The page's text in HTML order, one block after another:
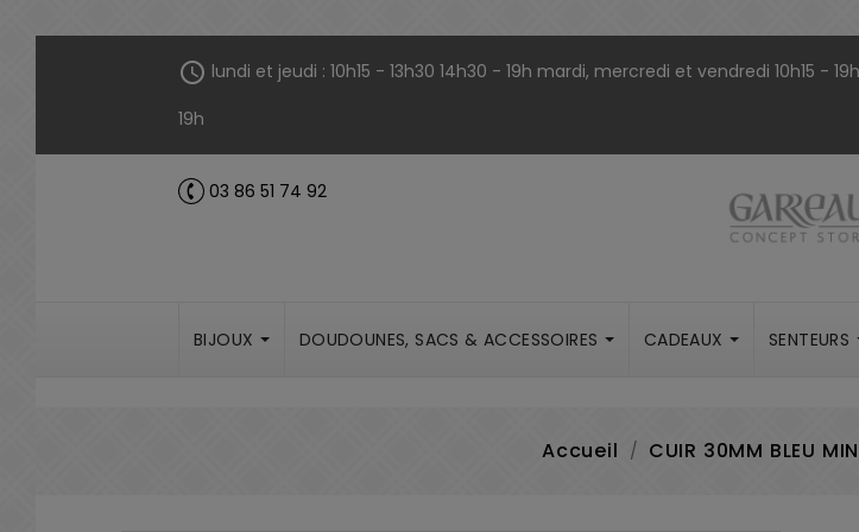
schedule lundi et jeudi : 10h15 - 13h30 14h30 - 19h mardi, mercredi et vendredi 10h15 -
19h
call 03 86 51 74 92
BIJOUX DOUDOUNES, SACS & ACCESSOIRES CADEAUX SENTEURS
Accueil CUIR 30MM BLEU